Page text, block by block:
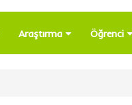
Araştırma Öğrenci